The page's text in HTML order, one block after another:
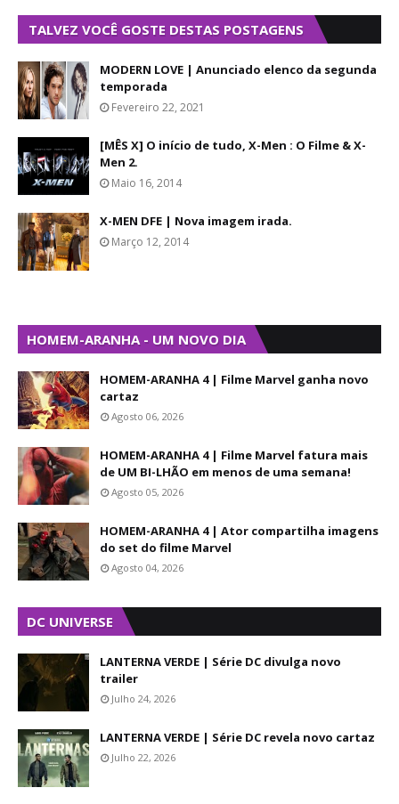
TALVEZ VOCÊ GOSTE DESTAS POSTAGENS
MODERN LOVE | Anunciado elenco da segunda
temporada
Fevereiro 22, 2021
[MÊS X] O início de tudo, X-Men : O Filme & X-
Men 2.
Maio 16, 2014
X-MEN DFE | Nova imagem irada.
Março 12, 2014
HOMEM-ARANHA - UM NOVO DIA
HOMEM-ARANHA 4 | Filme Marvel ganha novo
cartaz
Agosto 06, 2026
HOMEM-ARANHA 4 | Filme Marvel fatura mais
de UM BI-LHÃO em menos de uma semana!
Agosto 05, 2026
HOMEM-ARANHA 4 | Ator compartilha imagens
do set do filme Marvel
Agosto 04, 2026
DC UNIVERSE
LANTERNA VERDE | Série DC divulga novo
trailer
Julho 24, 2026
LANTERNA VERDE | Série DC revela novo cartaz
Julho 22, 2026